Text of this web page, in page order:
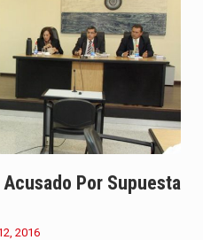
Por Supuesta
2016